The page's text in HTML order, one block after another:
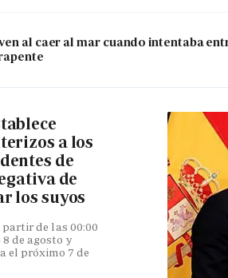
al caer al mar cuando intentaba
a los
de
de
los suyos
de las 00:00
de agosto y
el próximo 7 de